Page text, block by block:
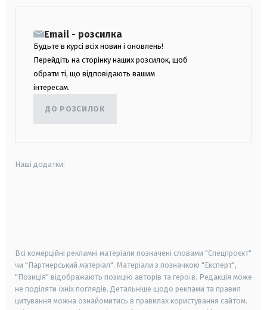
Email - розсилка
Будьте в курсі всіх новин і оновлень!
Перейдіть на сторінку наших розсилок, щоб
обрати ті, що відповідають вашим
інтересам.
ДО РОЗСИЛОК
Наші додатки:
Всі комерційні рекламні матеріали позначені словами "Спецпроєкт"
чи "Партнерський матеріал". Матеріали з позначкою "Експерт",
"Позиція" відображають позицію авторів та героїв. Редакція може
не поділяти їхніх поглядів. Детальніше щодо реклами та правил
цитування можна ознайомитись в правилах користування сайтом.